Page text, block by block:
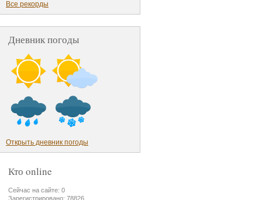
Все рекорды
Дневник погоды
Открыть дневник погоды
Кто online
Сейчас на сайте: 0
Зарегистрировано: 78826